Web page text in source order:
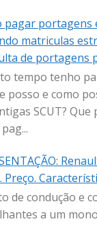
pagar portagens
matriculas
de portagens
tempo tenho
posso e como
SCUT? Que
Preço.
de condução e
a um